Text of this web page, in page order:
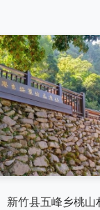
新竹县五峰乡桃山